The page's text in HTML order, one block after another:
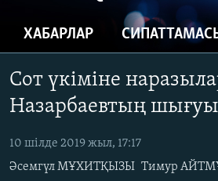
content
to
main
Navigation
Skip
to
ЖАҢАЛЫҚТАР
САЯСАТ
ҚАҢТАР ОҚИҒАСЫ
АДАМ ҚҰҚЫҚТАРЫ
ӘЛЕУМЕТ
ӘЛЕМ
ХАБАРЛАР
Сот үкіміне
Назарбаевтың
10 шілде 2019 жыл, 17:17
Әсемгүл МҰХИТҚЫЗЫ Тимур